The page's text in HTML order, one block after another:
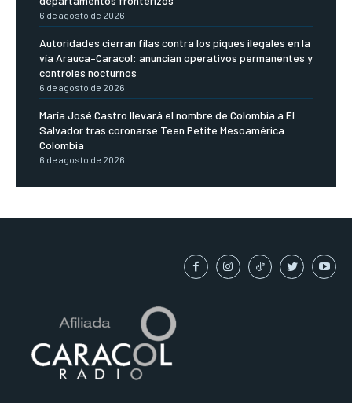
6 de agosto de 2026
Autoridades cierran filas contra los piques ilegales en la
vía Arauca–Caracol: anuncian operativos permanentes y
controles nocturnos
6 de agosto de 2026
María José Castro llevará el nombre de Colombia a El
Salvador tras coronarse Teen Petite Mesoamérica
Colombia
6 de agosto de 2026